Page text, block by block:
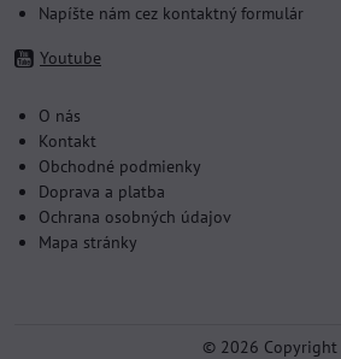
Napíšte nám cez kontaktný formulár
Youtube
O nás
Kontakt
Obchodné podmienky
Doprava a platba
Ochrana osobných údajov
Mapa stránky
© 2026 Copyright